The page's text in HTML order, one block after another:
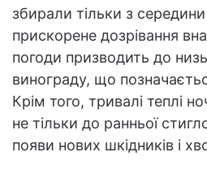
збирали тільки з
прискорене дозрівання
погоди призводить до
винограду, що
Крім того, тривалі теплі
не тільки до ранньої
появи нових шкідників і